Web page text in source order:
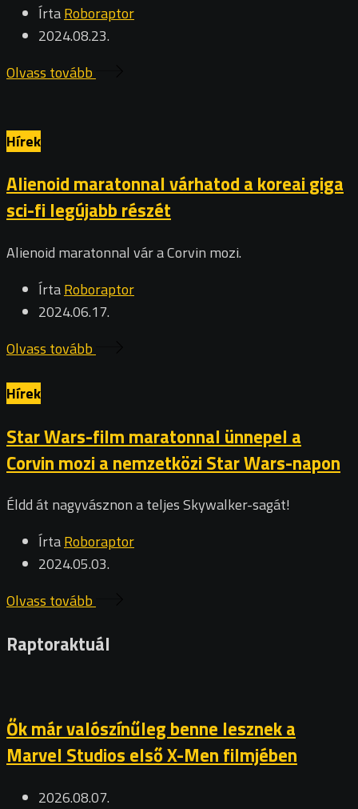
ÍrtaRoboraptor
2024.08.23.
Olvass tovább
Hírek
Alienoid maratonnal várhatod a koreai giga
sci-fi legújabb részét
Alienoid maratonnal vár a Corvin mozi.
ÍrtaRoboraptor
2024.06.17.
Olvass tovább
Hírek
Star Wars-film maratonnal ünnepel a
Corvin mozi a nemzetközi Star Wars-napon
Éldd át nagyvásznon a teljes Skywalker-sagát!
ÍrtaRoboraptor
2024.05.03.
Olvass tovább
Raptoraktuál
Ők már valószínűleg benne lesznek a
Marvel Studios első X-Men filmjében
2026.08.07.